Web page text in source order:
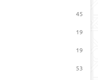
45
19
19
53